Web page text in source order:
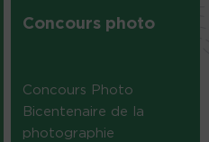
Concours photo
Concours Photo
Bicentenaire de la
photographie